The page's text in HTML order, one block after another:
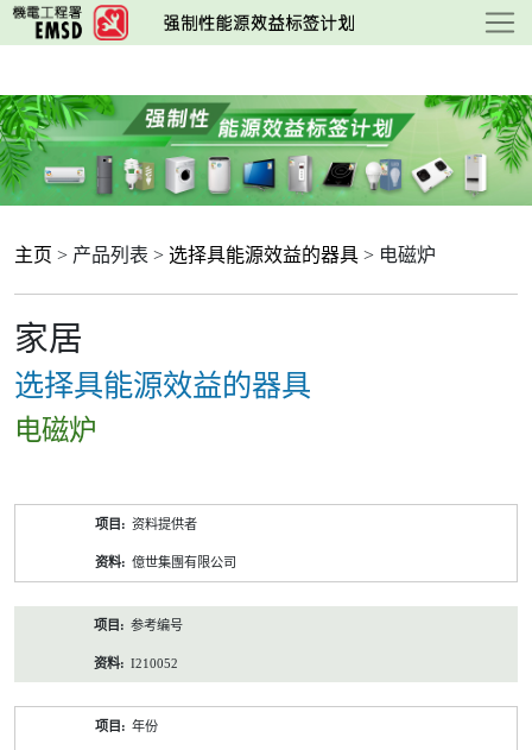
跳
至
要
内
容
主页 > 产品列表 > 选择具能源效益的器具 > 电磁炉
家居
选择具能源效益的器具
电磁炉
资料提供者
億世集團有限公司
参考编号
I210052
年份